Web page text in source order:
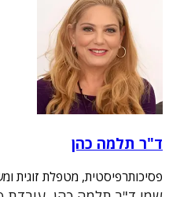
ד"ר תלמה כהן
פסיכותרפיסטית, מטפלת זוגית